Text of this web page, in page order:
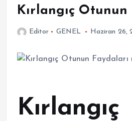
Kırlangıç Otunun
Editor GENEL Haziran 26,
Kırlangıç